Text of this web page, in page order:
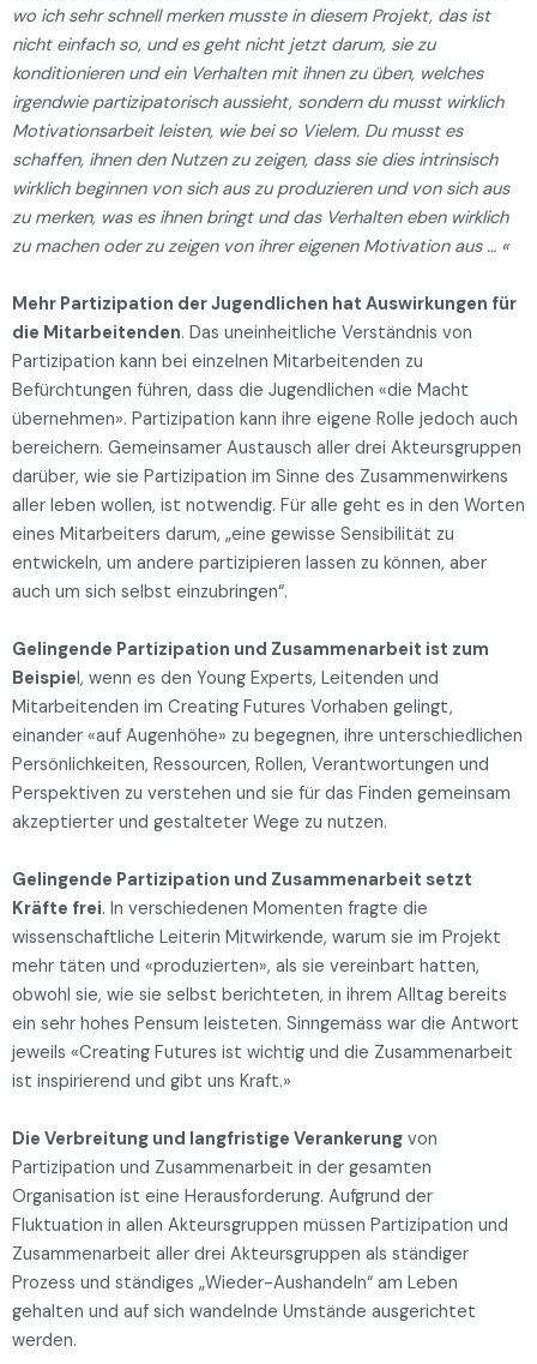
wo ich sehr schnell merken musste in diesem Projekt, das ist
nicht einfach so, und es geht nicht jetzt darum, sie zu
konditionieren und ein Verhalten mit ihnen zu üben, welches
irgendwie partizipatorisch aussieht, sondern du musst wirklich
Motivationsarbeit leisten, wie bei so Vielem. Du musst es
schaffen, ihnen den Nutzen zu zeigen, dass sie dies intrinsisch
wirklich beginnen von sich aus zu produzieren und von sich aus
zu merken, was es ihnen bringt und das Verhalten eben wirklich
zu machen oder zu zeigen von ihrer eigenen Motivation aus … «
Mehr Partizipation der Jugendlichen hat Auswirkungen für
die Mitarbeitenden. Das uneinheitliche Verständnis von
Partizipation kann bei einzelnen Mitarbeitenden zu
Befürchtungen führen, dass die Jugendlichen «die Macht
übernehmen». Partizipation kann ihre eigene Rolle jedoch auch
bereichern. Gemeinsamer Austausch aller drei Akteursgruppen
darüber, wie sie Partizipation im Sinne des Zusammenwirkens
aller leben wollen, ist notwendig. Für alle geht es in den Worten
eines Mitarbeiters darum, „eine gewisse Sensibilität zu
entwickeln, um andere partizipieren lassen zu können, aber
auch um sich selbst einzubringen“.
Gelingende Partizipation und Zusammenarbeit ist zum
Beispiel, wenn es den Young Experts, Leitenden und
Mitarbeitenden im Creating Futures Vorhaben gelingt,
einander «auf Augenhöhe» zu begegnen, ihre unterschiedlichen
Persönlichkeiten, Ressourcen, Rollen, Verantwortungen und
Perspektiven zu verstehen und sie für das Finden gemeinsam
akzeptierter und gestalteter Wege zu nutzen.
Gelingende Partizipation und Zusammenarbeit setzt
Kräfte frei. In verschiedenen Momenten fragte die
wissenschaftliche Leiterin Mitwirkende, warum sie im Projekt
mehr täten und «produzierten», als sie vereinbart hatten,
obwohl sie, wie sie selbst berichteten, in ihrem Alltag bereits
ein sehr hohes Pensum leisteten. Sinngemäss war die Antwort
jeweils «Creating Futures ist wichtig und die Zusammenarbeit
ist inspirierend und gibt uns Kraft.»
Die Verbreitung und langfristige Verankerung von
Partizipation und Zusammenarbeit in der gesamten
Organisation ist eine Herausforderung. Aufgrund der
Fluktuation in allen Akteursgruppen müssen Partizipation und
Zusammenarbeit aller drei Akteursgruppen als ständiger
Prozess und ständiges „Wieder-Aushandeln“ am Leben
gehalten und auf sich wandelnde Umstände ausgerichtet
werden.